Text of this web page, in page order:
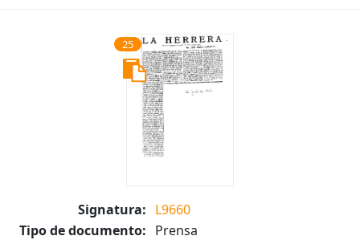
25
Signatura: L9660
Tipo de documento: Prensa